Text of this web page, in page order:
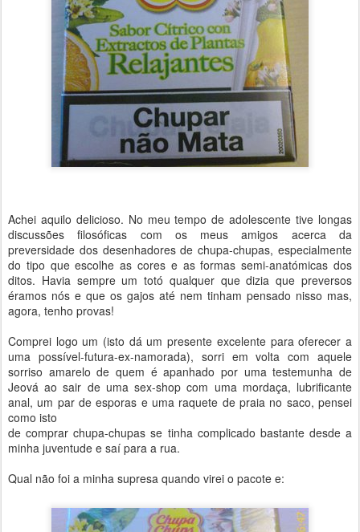
Achei aquilo delicioso. No meu tempo de adolescente tive longas
discussões filosóficas com os meus amigos acerca da
preversidade dos desenhadores de chupa-chupas, especialmente
do tipo que escolhe as cores e as formas semi-anatómicas dos
ditos. Havia sempre um totó qualquer que dizia que preversos
éramos nós e que os gajos até nem tinham pensado nisso mas,
agora, tenho provas!
Comprei logo um (isto dá um presente excelente para oferecer a
uma possível-futura-ex-namorada), sorri em volta com aquele
sorriso amarelo de quem é apanhado por uma testemunha de
Jeová ao sair de uma sex-shop com uma mordaça, lubrificante
anal, um par de esporas e uma raquete de praia no saco, pensei
como isto
de comprar chupa-chupas se tinha complicado bastante desde a
minha juventude e saí para a rua.
Qual não foi a minha supresa quando virei o pacote e: